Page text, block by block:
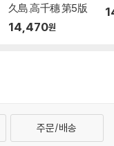
久島.高千穗 第5版
14,470원
주문/배송